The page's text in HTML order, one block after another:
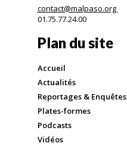
contact@malpaso.org
01.75.77.24.00
Plan du site
Accueil
Actualités
Reportages & Enquêtes
Plates-formes
Podcasts
Vidéos